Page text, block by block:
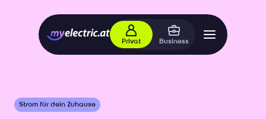
Privat Business
Strom für dein Zuhause